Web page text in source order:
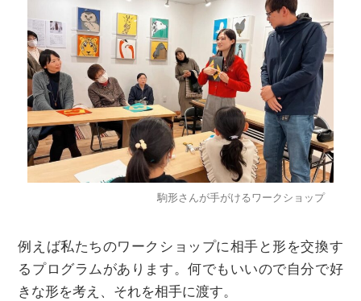
駒形さんが手がけるワークショップ
例えば私たちのワークショップに相手と形を交換す
るプログラムがあります。何でもいいので自分で好
きな形を考え、それを相手に渡す。